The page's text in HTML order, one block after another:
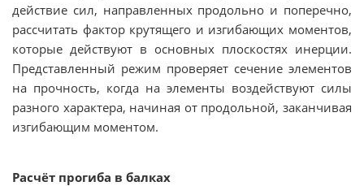
действие сил, направленных продольно и поперечно,
рассчитать фактор крутящего и изгибающих моментов,
которые действуют в основных плоскостях инерции.
Представленный режим проверяет сечение элементов
на прочность, когда на элементы воздействуют силы
разного характера, начиная от продольной, заканчивая
изгибающим моментом.
Расчёт прогиба в балках